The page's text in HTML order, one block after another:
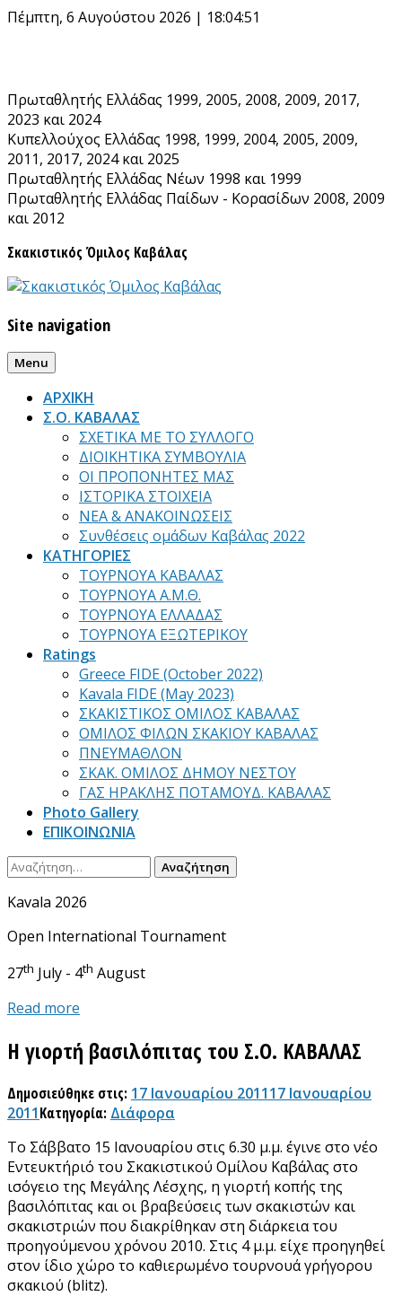
Skip
Πέμπτη, 6 Αυγούστου 2026 | 18:04:51
Πρωταθλητής Ελλάδας 1999, 2005, 2008, 2009, 2017,
2023 και 2024
Κυπελλούχος Ελλάδας 1998, 1999, 2004, 2005, 2009,
2011, 2017, 2024 και 2025
Πρωταθλητής Ελλάδας Νέων 1998 και 1999
Πρωταθλητής Ελλάδας Παίδων - Κορασίδων 2008, 2009
και 2012
Σκακιστικός Όμιλος Καβάλας
Site navigation
Menu
ΑΡΧΙΚΗ
Σ.Ο. ΚΑΒΑΛΑΣ
ΣΧΕΤΙΚΑ ΜΕ ΤΟ ΣΥΛΛΟΓΟ
ΔΙΟΙΚΗΤΙΚΑ ΣΥΜΒΟΥΛΙΑ
ΟΙ ΠΡΟΠΟΝΗΤΕΣ ΜΑΣ
ΙΣΤΟΡΙΚΑ ΣΤΟΙΧΕΙΑ
ΝΕΑ & ΑΝΑΚΟΙΝΩΣΕΙΣ
Συνθέσεις ομάδων Καβάλας 2022
ΚΑΤΗΓΟΡΙΕΣ
ΤΟΥΡΝΟΥΑ ΚΑΒΑΛΑΣ
ΤΟΥΡΝΟΥΑ Α.Μ.Θ.
ΤΟΥΡΝΟΥΑ ΕΛΛΑΔΑΣ
ΤΟΥΡΝΟΥΑ ΕΞΩΤΕΡΙΚΟΥ
Ratings
Greece FIDE (October 2022)
Kavala FIDE (May 2023)
ΣΚΑΚΙΣΤΙΚΟΣ ΟΜΙΛΟΣ ΚΑΒΑΛΑΣ
ΟΜΙΛΟΣ ΦΙΛΩΝ ΣΚΑΚΙΟΥ ΚΑΒΑΛΑΣ
ΠΝΕΥΜΑΘΛΟΝ
ΣΚΑΚ. ΟΜΙΛΟΣ ΔΗΜΟΥ ΝΕΣΤΟΥ
ΓΑΣ ΗΡΑΚΛΗΣ ΠΟΤΑΜΟΥΔ. ΚΑΒΑΛΑΣ
Photo Gallery
ΕΠΙΚΟΙΝΩΝΙΑ
Αναζήτηση
Kavala 2026
Open International Tournament
27th July - 4th August
Read more
Η γιορτή βασιλόπιτας του Σ.Ο. ΚΑΒΑΛΑΣ
Δημοσιεύθηκε στις: 17 Ιανουαρίου 201117 Ιανουαρίου
2011Κατηγορία: Διάφορα
Το Σάββατο 15 Ιανουαρίου στις 6.30 μ.μ. έγινε στο νέο
Εντευκτήριό του Σκακιστικού Ομίλου Καβάλας στο
ισόγειο της Μεγάλης Λέσχης, η γιορτή κοπής της
βασιλόπιτας και οι βραβεύσεις των σκακιστών και
σκακιστριών που διακρίθηκαν στη διάρκεια του
προηγούμενου χρόνου 2010. Στις 4 μ.μ. είχε προηγηθεί
στον ίδιο χώρο το καθιερωμένο τουρνουά γρήγορου
σκακιού (blitz).